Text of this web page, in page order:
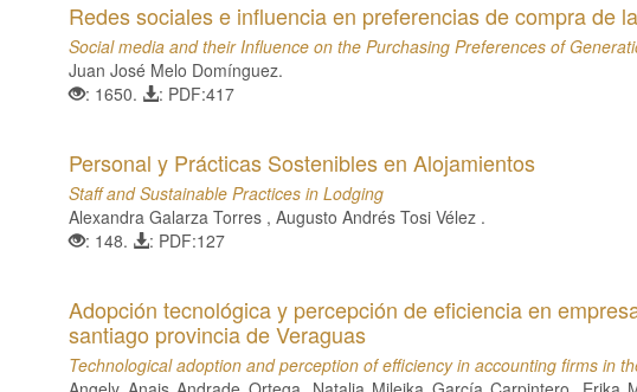
Redes sociales e influencia en preferencias de compra de
Social media and their Influence on the Purchasing Preferences of
Juan José Melo Domínguez.
: 1650.
: PDF:417
Personal y Prácticas Sostenibles en Alojamientos
Staff and Sustainable Practices in Lodging
Alexandra Galarza Torres , Augusto Andrés Tosi Vélez .
: 148.
: PDF:127
Adopción tecnológica y percepción de eficiencia en
santiago provincia de Veraguas
Technological adoption and perception of efficiency in accounting firms in